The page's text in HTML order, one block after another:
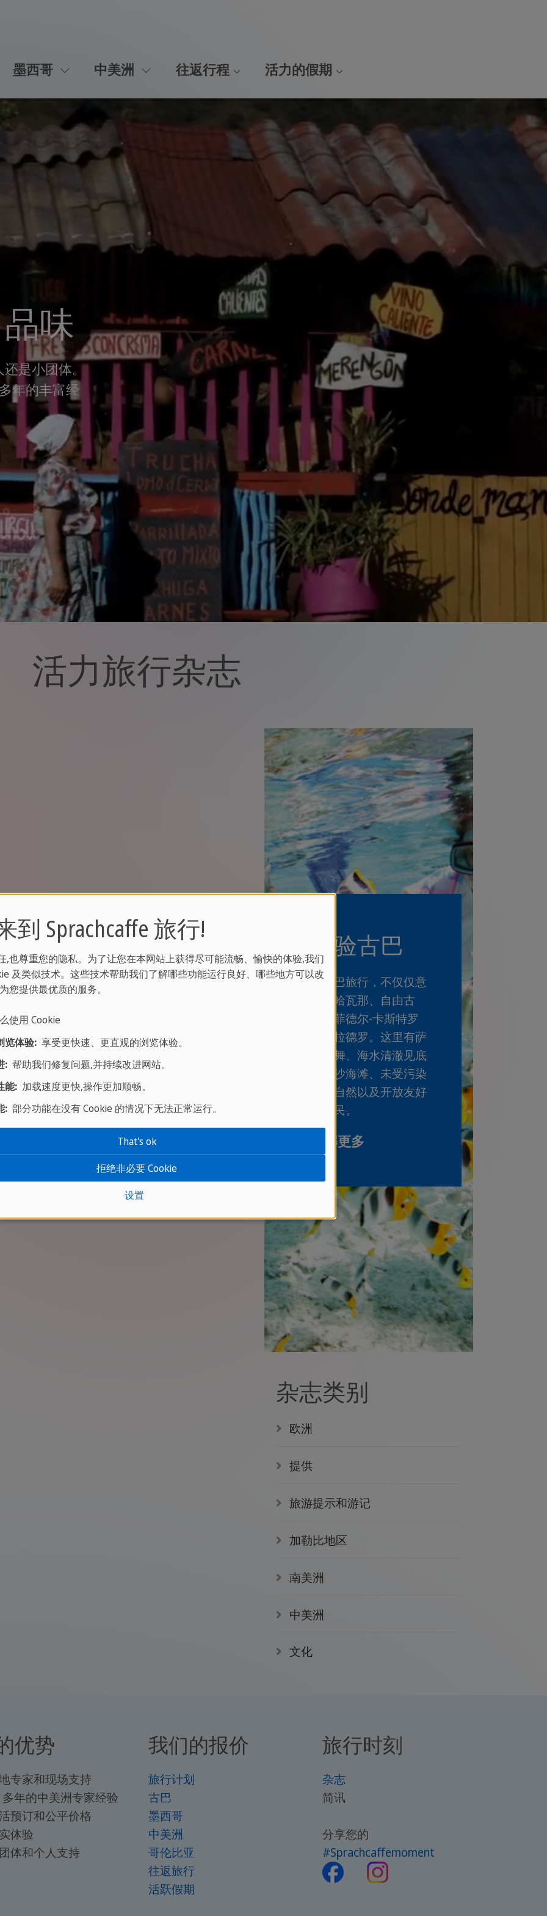
墨西哥 中美洲 往返行程 活力的假期
味
还是小团体。
年的丰富经
活力旅行杂志
体验古巴
到古巴旅行，不仅仅意
味着哈瓦那、自由古
巴、菲德尔-卡斯特罗
或瓦拉德罗。这里有萨
尔萨舞、海水清澈见底
的细沙海滩、未受污染
的大自然以及开放友好
的人民。
了解更多
杂志类别
欧洲
提供
旅游提示和游记
加勒比地区
南美洲
中美洲
文化
优势
专家和现场支持
年的中美洲专家经验
预订和公平价格
体验
体和个人支持
我们的报价
旅行计划
古巴
墨西哥
中美洲
哥伦比亚
往返旅行
活跃假期
旅行时刻
杂志
简讯
分享您的
#Sprachcaffemoment
到 Sprachcaffe 旅行!
,也尊重您的隐私。为了让您在本网站上获得尽可能流畅、愉快的体验,我们
及类似技术。这些技术帮助我们了解哪些功能运行良好、哪些地方可以改
您提供最优质的服务。
使用 Cookie
览体验:享受更快速、更直观的浏览体验。
:帮助我们修复问题,并持续改进网站。
能:加载速度更快,操作更加顺畅。
:部分功能在没有 Cookie 的情况下无法正常运行。
设置
拒绝非必要 Cookie
That's ok